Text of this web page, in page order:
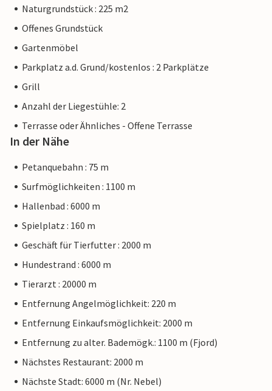
Naturgrundstück : 225 m2
Offenes Grundstück
Gartenmöbel
Parkplatz a.d. Grund/kostenlos : 2 Parkplätze
Grill
Anzahl der Liegestühle: 2
Terrasse oder Ähnliches - Offene Terrasse
In der Nähe
Petanquebahn : 75 m
Surfmöglichkeiten : 1100 m
Hallenbad : 6000 m
Spielplatz : 160 m
Geschäft für Tierfutter : 2000 m
Hundestrand : 6000 m
Tierarzt : 20000 m
Entfernung Angelmöglichkeit: 220 m
Entfernung Einkaufsmöglichkeit: 2000 m
Entfernung zu alter. Bademögk.: 1100 m (Fjord)
Nächstes Restaurant: 2000 m
Nächste Stadt: 6000 m (Nr. Nebel)